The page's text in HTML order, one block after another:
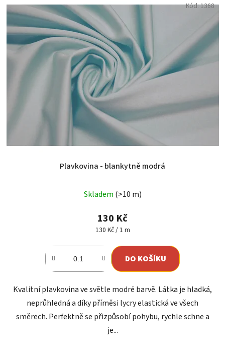
Plavkovina - blankytně modrá
Skladem (>10 m)
130 Kč
Měrná
130 Kč / 1 m
DO KOŠÍKU
Kvalitní plavkovina ve světle modré barvě. Látka je hladká,
neprůhledná a díky příměsi lycry elastická ve všech
směrech. Perfektně se přizpůsobí pohybu, rychle schne a
je...
Kód:1368